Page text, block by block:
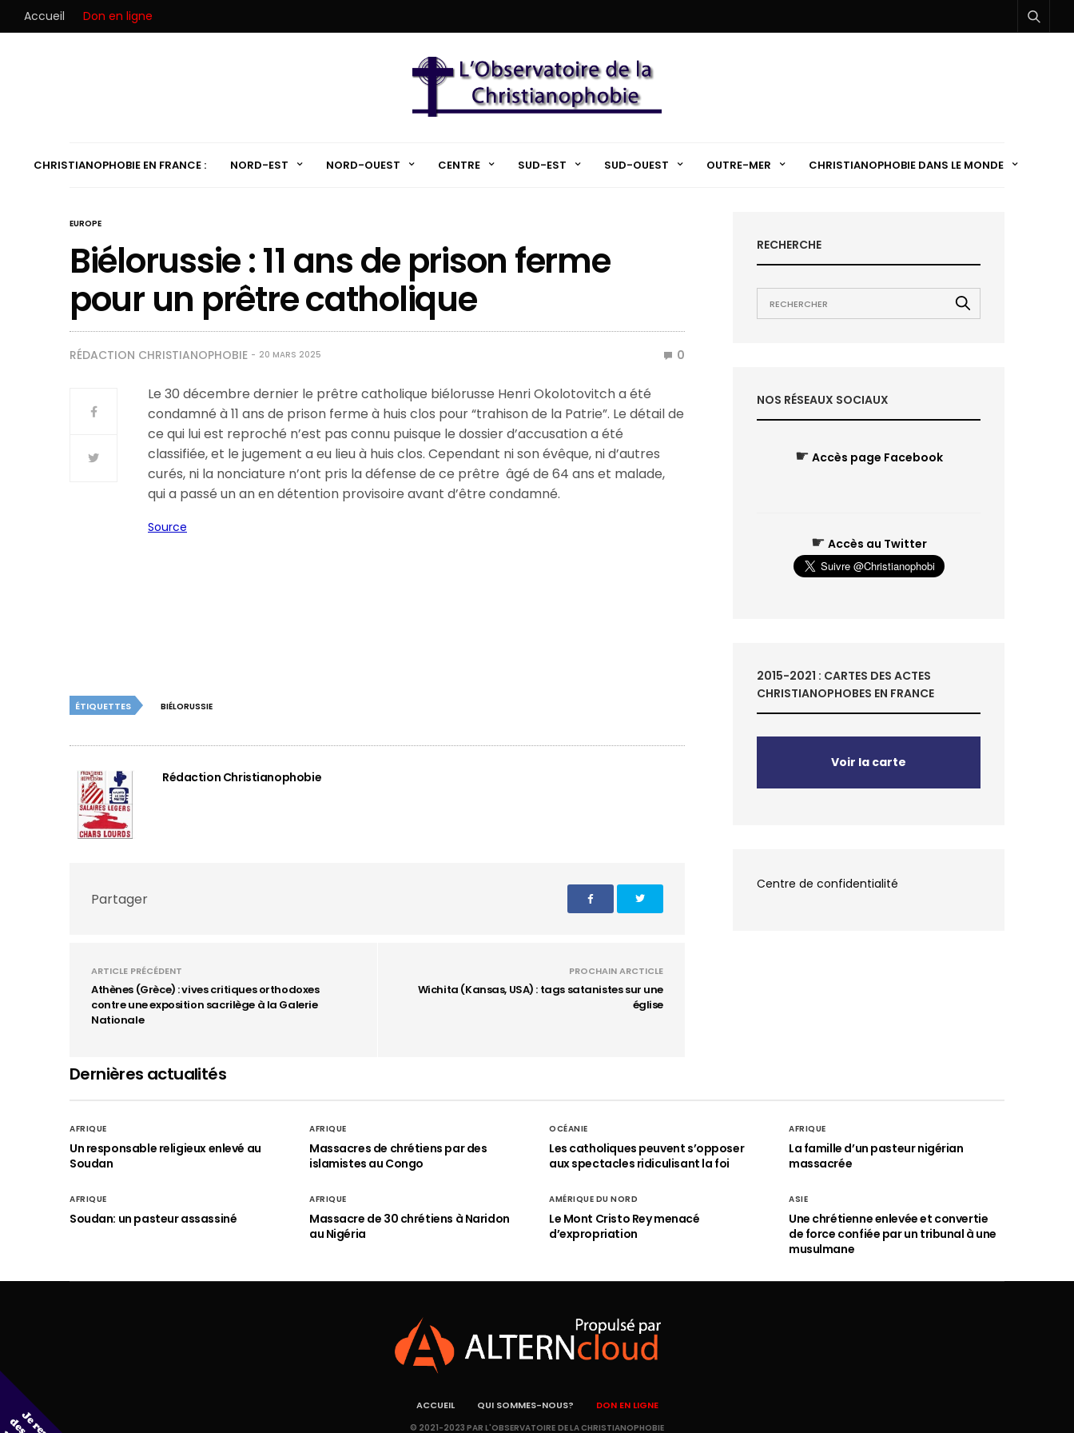
Accueil Don en ligne
CHRISTIANOPHOBIE EN FRANCE : NORD-EST NORD-OUEST CENTRE SUD-EST SUD-OUEST OUTRE-MER CHRISTIANOPHOBIE DANS LE MONDE
EUROPE
Biélorussie : 11 ans de prison ferme
pour un prêtre catholique
RÉDACTION CHRISTIANOPHOBIE 20 MARS 2025 0
Le 30 décembre dernier le prêtre catholique biélorusse Henri Okolotovitch a été
condamné à 11 ans de prison ferme à huis clos pour “trahison de la Patrie”. Le détail de
ce qui lui est reproché n’est pas connu puisque le dossier d’accusation a été
classifiée, et le jugement a eu lieu à huis clos. Cependant ni son évêque, ni d’autres
curés, ni la nonciature n’ont pris la défense de ce prêtre âgé de 64 ans et malade,
qui a passé un an en détention provisoire avant d’être condamné.
Source
ÉTIQUETTES BIÉLORUSSIE
Rédaction Christianophobie
Partager
ARTICLE PRÉCÉDENT
Athènes (Grèce) : vives critiques orthodoxes
contre une exposition sacrilège à la Galerie
Nationale
PROCHAIN ARCTICLE
Wichita (Kansas, USA) : tags satanistes sur une
église
RECHERCHE
NOS RÉSEAUX SOCIAUX
☛ Accès page Facebook
☛ Accès au Twitter
2015-2021 : CARTES DES ACTES
CHRISTIANOPHOBES EN FRANCE
Voir la carte
Centre de confidentialité
Dernières actualités
AFRIQUE
Un responsable religieux enlevé au
Soudan
AFRIQUE
Massacres de chrétiens par des
islamistes au Congo
OCÉANIE
Les catholiques peuvent s’opposer
aux spectacles ridiculisant la foi
AFRIQUE
La famille d’un pasteur nigérian
massacrée
AFRIQUE
Soudan: un pasteur assassiné
AFRIQUE
Massacre de 30 chrétiens à Naridon
au Nigéria
AMÉRIQUE DU NORD
Le Mont Cristo Rey menacé
d’expropriation
ASIE
Une chrétienne enlevée et convertie
de force confiée par un tribunal à une
musulmane
ACCUEIL QUI SOMMES-NOUS? DON EN LIGNE
© 2021-2023 PAR L'OBSERVATOIRE DE LA CHRISTIANOPHOBIE